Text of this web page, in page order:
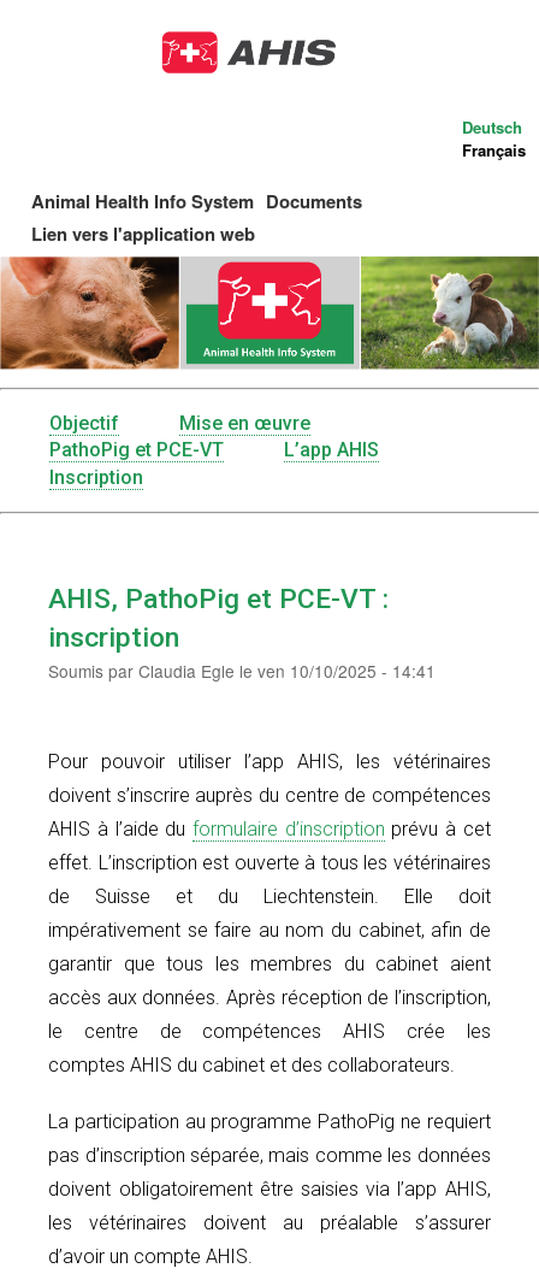
au
Deutsch
Français
Main
navigation
Animal Health Info System Documents
Lien vers l'application web
Menu
AHIS
Objectif
Mise en œuvre
PathoPig et PCE-VT
L’app AHIS
Inscription
AHIS, PathoPig et PCE-VT :
inscription
Soumis parClaudia Egle leven 10/10/2025 - 14:41
Pour pouvoir utiliser l’app AHIS, les vétérinaires
doivent s’inscrire auprès du centre de compétences
AHIS à l’aide du formulaire d’inscription prévu à cet
effet. L’inscription est ouverte à tous les vétérinaires
de Suisse et du Liechtenstein. Elle doit
impérativement se faire au nom du cabinet, afin de
garantir que tous les membres du cabinet aient
accès aux données. Après réception de l’inscription,
le centre de compétences AHIS crée les
comptes AHIS du cabinet et des collaborateurs.
La participation au programme PathoPig ne requiert
pas d’inscription séparée, mais comme les données
doivent obligatoirement être saisies via l’app AHIS,
les vétérinaires doivent au préalable s’assurer
d’avoir un compte AHIS.